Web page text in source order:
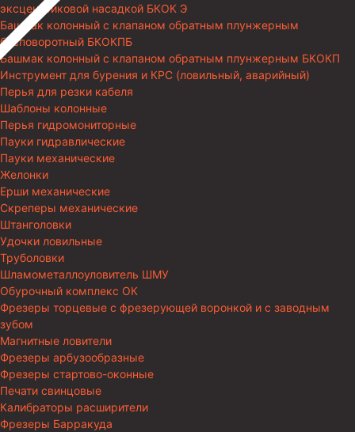
эксцентриковой насадкой БКОК Э
Башмак колонный с клапаном обратным плунжерным
бесповоротный БКОКПБ
Башмак колонный с клапаном обратным плунжерным БКОКП
Инструмент для бурения и КРС (ловильный, аварийный)
Перья для резки кабеля
Шаблоны колонные
Перья гидромониторные
Пауки гидравлические
Пауки механические
Желонки
Ерши механические
Скреперы механические
Штанголовки
Удочки ловильные
Труболовки
Шламометаллоуловитель ШМУ
Обурочный комплекс ОК
Фрезеры торцевые с фрезерующей воронкой и с заводным
зубом
Магнитные ловители
Фрезеры арбузообразные
Фрезеры стартово-оконные
Печати свинцовые
Калибраторы расширители
Фрезеры Барракуда